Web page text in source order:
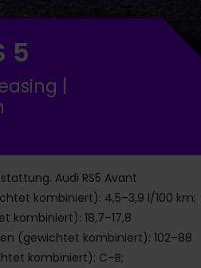
5
|
Audi RS5 Avant
kombiniert): 4,5–3,9 l/100 km;
kombiniert): 18,7–17,8
(gewichtet kombiniert): 102–88
kombiniert): C–B;